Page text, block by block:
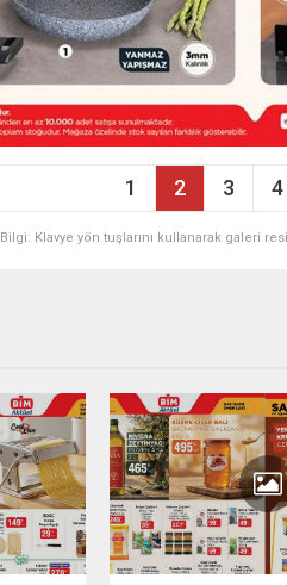
1 2 3 4
Bilgi: Klavye yön tuşlarını kullanarak galeri